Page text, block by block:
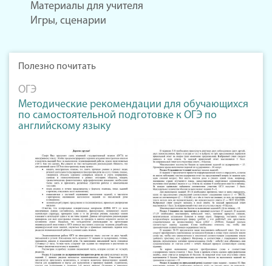
Материалы для учителя
Игры, сценарии
Полезно почитать
ОГЭ
Методические рекомендации для обучающихся
по самостоятельной подготовке к ОГЭ по
английскому языку